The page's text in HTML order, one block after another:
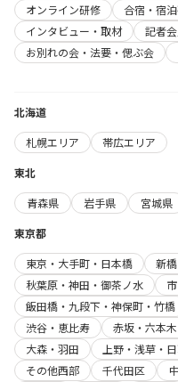
オンライン研修
合宿・宿
インタビュー・取材
記者
お別れの会・法要・偲ぶ会
北海道
札幌エリア
帯広エリア
東北
青森県
岩手県 宮城県
東京都
東京・大手町・日本橋
新
秋葉原・神田・御茶ノ水
飯田橋・九段下・神保町・竹橋
渋谷・恵比寿
赤坂・六本
大森・羽田
上野・浅草・
その他西部
千代田区